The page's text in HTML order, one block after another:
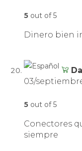
5 out of 5
Dinero bien
03/
5 out of 5
Conectores
siempre